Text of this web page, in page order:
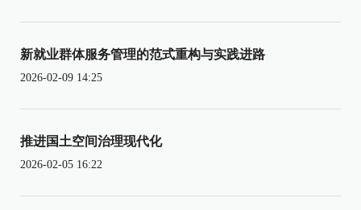
新就业群体服务管理的范式重构与实践进路
2026-02-09 14:25
推进国土空间治理现代化
2026-02-05 16:22